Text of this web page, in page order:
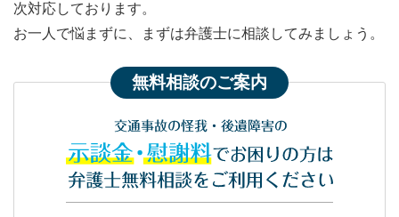
次対応しております。
お一人で悩まずに、まずは弁護士に相談してみましょう。
無料相談のご案内
交通事故の怪我・後遺障害の
示談金・慰謝料でお困りの方は
弁護士無料相談をご利用ください